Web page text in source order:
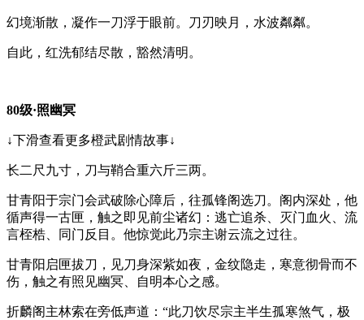
幻境渐散，凝作一刀浮于眼前。刀刃映月，水波粼粼。
自此，红洗郁结尽散，豁然清明。
80级·照幽冥
↓下滑查看更多橙武剧情故事↓
长二尺九寸，刀与鞘合重六斤三两。
甘青阳于宗门会武破除心障后，往孤锋阁选刀。阁内深处，他
循声得一古匣，触之即见前尘诸幻：逃亡追杀、灭门血火、流
言桎梏、同门反目。他惊觉此乃宗主谢云流之过往。
甘青阳启匣拔刀，见刀身深紫如夜，金纹隐走，寒意彻骨而不
伤，触之有照见幽冥、自明本心之感。
折麟阁主林索在旁低声道：“此刀饮尽宗主半生孤寒煞气，极